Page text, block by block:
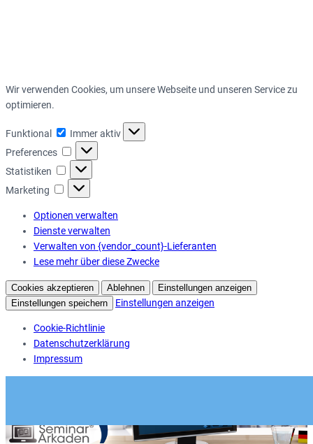
Wir verwenden Cookies, um unsere Webseite und unseren Service zu
optimieren.
Funktional Funktional
Immer aktiv
Preferences
Preferences
Statistiken Statistiken
Marketing Marketing
Optionen verwalten
Dienste verwalten
Verwalten von {vendor_count}-Lieferanten
Lese mehr über diese Zwecke
Cookies akzeptieren Ablehnen
Einstellungen anzeigen
Einstellungen speichern
Einstellungen anzeigen
Cookie-Richtlinie
Datenschutzerklärung
Impressum